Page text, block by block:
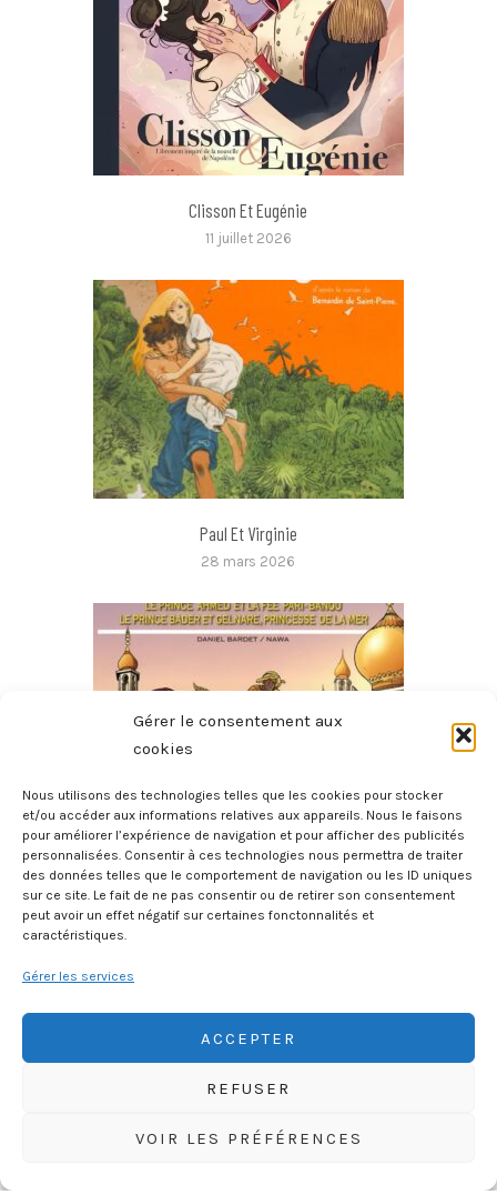
Gérer le consentement aux
cookies
Nous utilisons des technologies telles que les cookies pour stocker
et/ou accéder aux informations relatives aux appareils. Nous le faisons
pour améliorer l’expérience de navigation et pour afficher des publicités
personnalisées. Consentir à ces technologies nous permettra de traiter
des données telles que le comportement de navigation ou les ID uniques
sur ce site. Le fait de ne pas consentir ou de retirer son consentement
peut avoir un effet négatif sur certaines fonctonnalités et
caractéristiques.
Gérer les services
ACCEPTER
REFUSER
VOIR LES PRÉFÉRENCES
Clisson Et Eugénie
11 juillet 2026
Paul Et Virginie
28 mars 2026
Contes Des Mille Et Une Nuits
20 mars 2026
HISTOIREGEOBD.COM